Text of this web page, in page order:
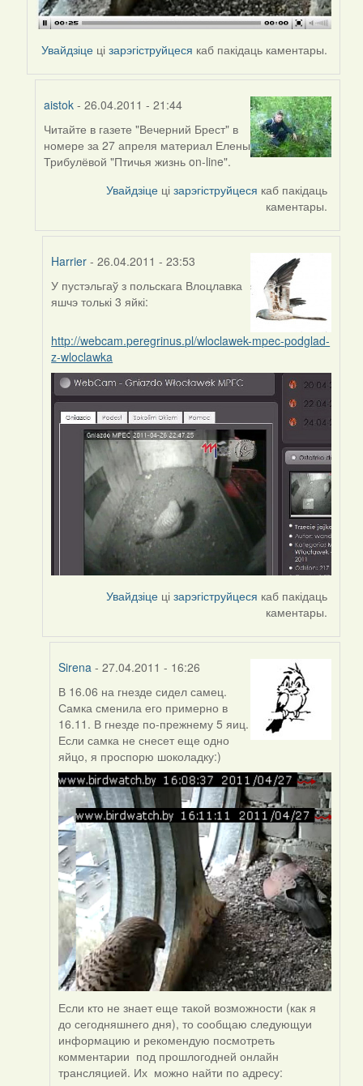
Увайдзіце цізарэгіструйцеся каб пакідаць каментары.
aistok- 26.04.2011 - 21:44
In
reply
to
Читайте в газете "Вечерний Брест" в
номере за 27 апреля материал Елены
Трибулёвой "Птичья жизнь on-line".
Увайдзіце цізарэгіструйцеся каб пакідаць
каментары.
Harrier - 26.04.2011 - 23:53
In
reply
by
aistok
У пустэльгаў з польскага Влоцлавка
яшчэ толькі 3 яйкі:
http://webcam.peregrinus.pl/wloclawek-mpec-podglad-
z-wloclawka
Увайдзіце цізарэгіструйцеся каб пакідаць
каментары.
Sirena - 27.04.2011 - 16:26
In
reply
to
by
Harrier
В 16.06 на гнезде сидел самец.
Самка сменила его примерно в
16.11. В гнезде по-прежнему 5 яиц.
Если самка не снесет еще одно
яйцо, я проспорю шоколадку:)
Если кто не знает еще такой возможности (как я
до сегодняшнего дня), то сообщаю следующуи
информацию и рекомендую посмотреть
комментарии под прошлогодней онлайн
трансляцией. Их можно найти по адресу: